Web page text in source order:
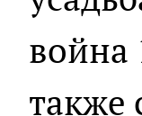
война
также